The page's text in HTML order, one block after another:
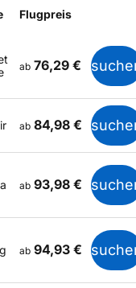
Flugpreis
ab 76,29 €
ab 84,98 €
ab 93,98 €
ab 94,93 €